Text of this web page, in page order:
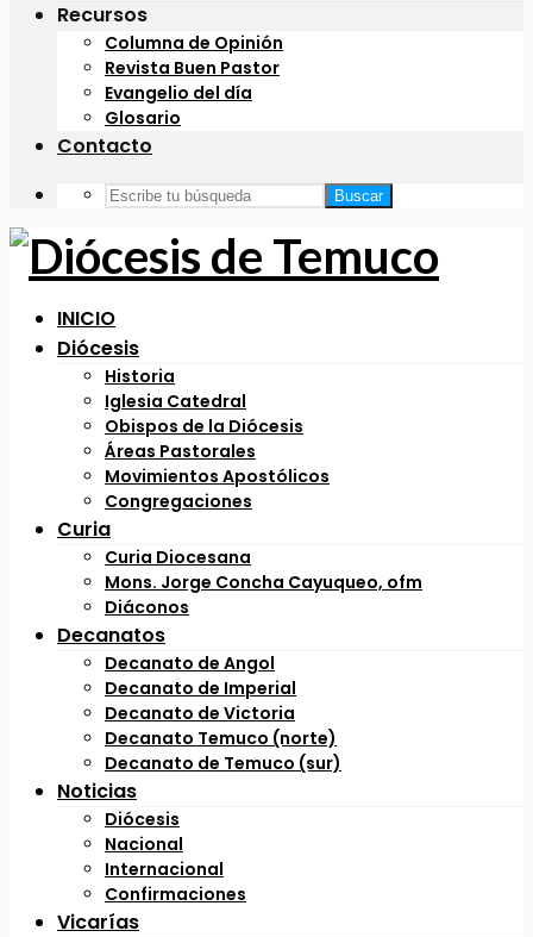
Recursos
Columna de Opinión
Revista Buen Pastor
Evangelio del día
Glosario
Contacto
Buscar
INICIO
Diócesis
Historia
Iglesia Catedral
Obispos de la Diócesis
Áreas Pastorales
Movimientos Apostólicos
Congregaciones
Curia
Curia Diocesana
Mons. Jorge Concha Cayuqueo, ofm
Diáconos
Decanatos
Decanato de Angol
Decanato de Imperial
Decanato de Victoria
Decanato Temuco (norte)
Decanato de Temuco (sur)
Noticias
Diócesis
Nacional
Internacional
Confirmaciones
Vicarías